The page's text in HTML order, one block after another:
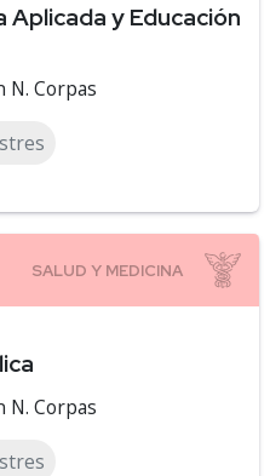
y Educación
N. Corpas
N. Corpas